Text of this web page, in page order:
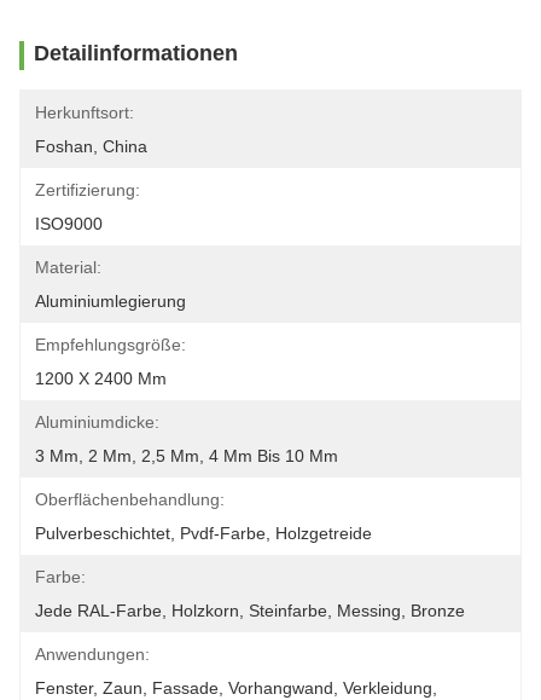
Detailinformationen
Herkunftsort:
Foshan, China
Zertifizierung:
ISO9000
Material:
Aluminiumlegierung
Empfehlungsgröße:
1200 X 2400 Mm
Aluminiumdicke:
3 Mm, 2 Mm, 2,5 Mm, 4 Mm Bis 10 Mm
Oberflächenbehandlung:
Pulverbeschichtet, Pvdf-Farbe, Holzgetreide
Farbe:
Jede RAL-Farbe, Holzkorn, Steinfarbe, Messing, Bronze
Anwendungen:
Fenster, Zaun, Fassade, Vorhangwand, Verkleidung,